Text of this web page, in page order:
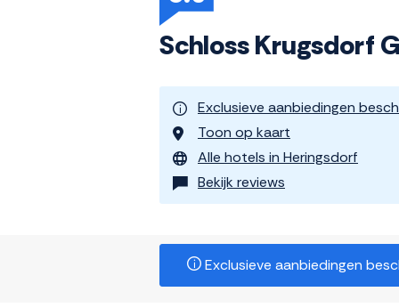
Schloss Krugsdorf
Exclusieve aanbiedingen
Toon op kaart
Alle hotels in Heringsdorf
Bekijk reviews
Exclusieve aanbiedingen